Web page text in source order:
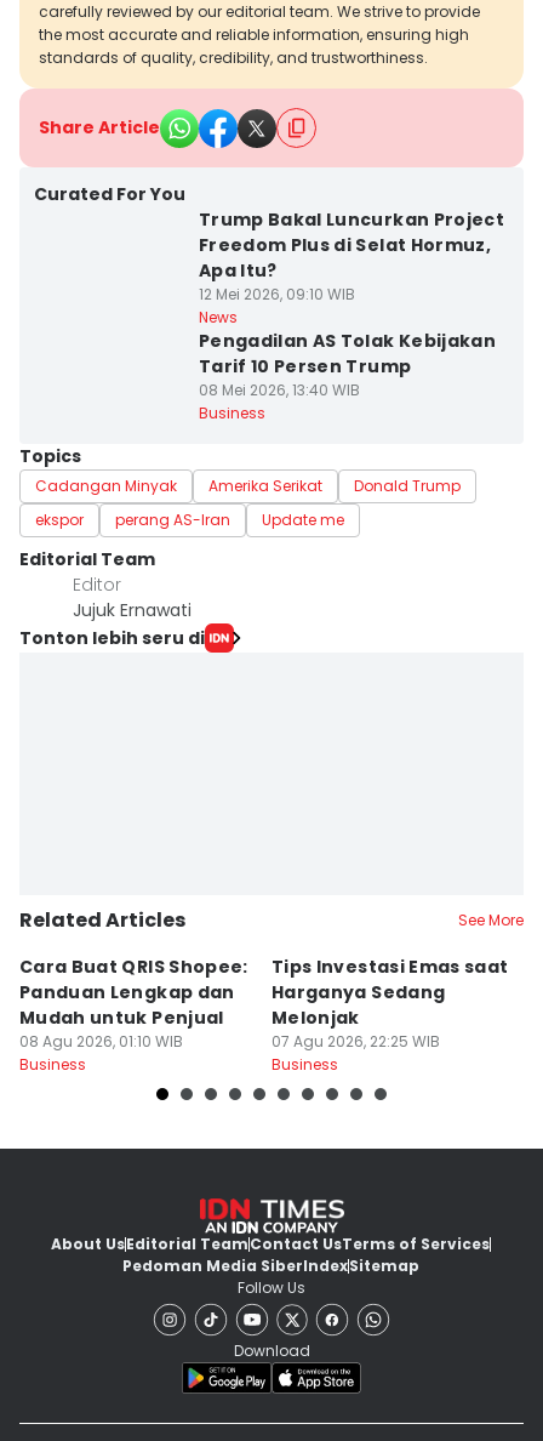
carefully reviewed by our editorial team. We strive to provide
the most accurate and reliable information, ensuring high
standards of quality, credibility, and trustworthiness.
Share Article
Curated For You
Trump Bakal Luncurkan Project
Freedom Plus di Selat Hormuz,
Apa Itu?
12 Mei 2026, 09:10 WIB
News
Pengadilan AS Tolak Kebijakan
Tarif 10 Persen Trump
08 Mei 2026, 13:40 WIB
Business
Topics
Cadangan Minyak Amerika Serikat
Donald Trump
ekspor
perang AS-Iran Update me
Editorial Team
Editor
Jujuk Ernawati
Tonton lebih seru di
Related Articles See More
Cara Buat QRIS Shopee:
Panduan Lengkap dan
Mudah untuk Penjual
08 Agu 2026, 01:10 WIB
Business
Tips Investasi Emas saat
Harganya Sedang
Melonjak
07 Agu 2026, 22:25 WIB
Business
About UsEditorial TeamContact UsTerms of Services
Pedoman Media SiberIndexSitemap
Follow Us
Download